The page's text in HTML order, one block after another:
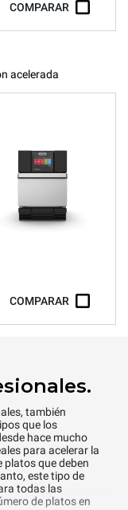
COMPARAR
acelerada
COMPARAR
también
que los
hace mucho
para acelerar la
platos que deben
este tipo de
todas las
de platos en